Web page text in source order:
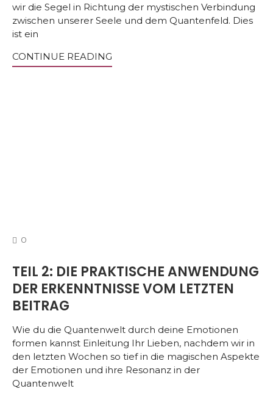
wir die Segel in Richtung der mystischen Verbindung
zwischen unserer Seele und dem Quantenfeld. Dies
ist ein
CONTINUE READING
0
TEIL 2: DIE PRAKTISCHE ANWENDUNG
DER ERKENNTNISSE VOM LETZTEN
BEITRAG
Wie du die Quantenwelt durch deine Emotionen
formen kannst Einleitung Ihr Lieben, nachdem wir in
den letzten Wochen so tief in die magischen Aspekte
der Emotionen und ihre Resonanz in der
Quantenwelt